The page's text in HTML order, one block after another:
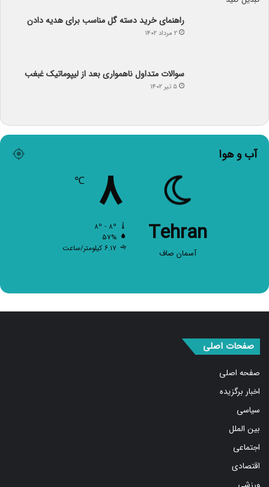
راهنمای خرید دسته گل مناسب برای هدیه دادن
۲ مرداد ۱۴۰۲
سوالات متداول ناهمواری بعد از لیپوماتیک غبغب
۵ تیر ۱۴۰۲
آب و هوا
Tehran
آسمان صاف
۸
۵۷%
۶.۱۷ کیلومتر/ساعت
صفحه اصلی
اخبار برگزیده
سیاسی
بین الملل
اجتماعی
اقتصادی
ورزشی